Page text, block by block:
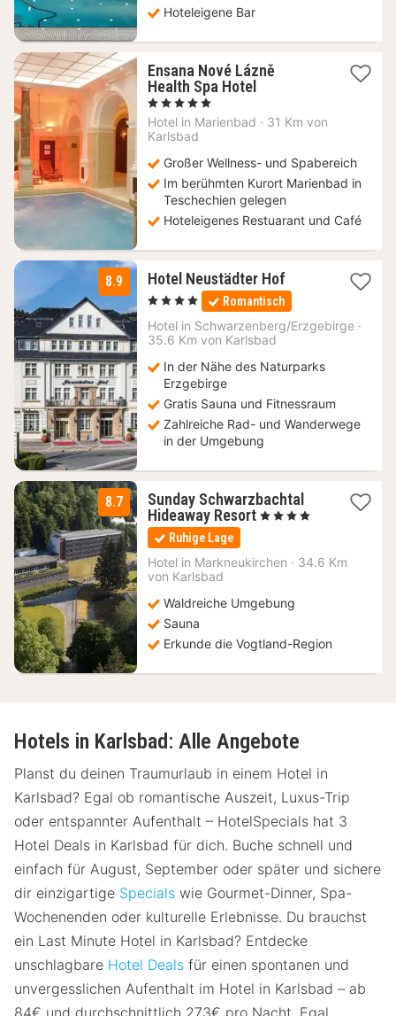
Hoteleigene Bar
Ensana Nové Lázně
Health Spa Hotel1
ab
, 5 Sterne
Hotel in Marienbad · 31 Km von
Karlsbad
Großer Wellness- und Spabereich
Im berühmten Kurort Marienbad in
Teschechien gelegen
Hoteleigenes Restuarant und Café
8.9 Hotel Neustädter Hof1
Nacht
ab
126
, 4 Sterne Romantisch
Hotel in Schwarzenberg/Erzgebirge ·
35.6 Km von Karlsbad
In der Nähe des Naturparks
Erzgebirge
Gratis Sauna und Fitnessraum
Zahlreiche Rad- und Wanderwege
in der Umgebung
8.7
Sunday Schwarzbachtal
Hideaway Resort 1
60,14
, 4 Sterne
Ruhige Lage
Hotel in Markneukirchen · 34.6 Km
von Karlsbad
Waldreiche Umgebung
Sauna
Erkunde die Vogtland-Region
Hotels in Karlsbad: Alle Angebote
Planst du deinen Traumurlaub in einem Hotel in
Karlsbad? Egal ob romantische Auszeit, Luxus-Trip
oder entspannter Aufenthalt – HotelSpecials hat 3
Hotel Deals in Karlsbad für dich. Buche schnell und
einfach für August, September oder später und sichere
dir einzigartige Specials wie Gourmet-Dinner, Spa-
Wochenenden oder kulturelle Erlebnisse. Du brauchst
ein Last Minute Hotel in Karlsbad? Entdecke
unschlagbare Hotel Deals für einen spontanen und
unvergesslichen Aufenthalt im Hotel in Karlsbad – ab